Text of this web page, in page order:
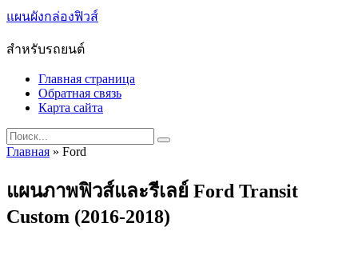
Skip
to
content
แผนผังกล่องฟิวส์
สำหรับรถยนต์
Главная страница
Обратная связь
Карта сайта
Search
for:
Главная » Ford
แผนภาพฟิวส์และรีเลย์ Ford Transit
Custom (2016-2018)